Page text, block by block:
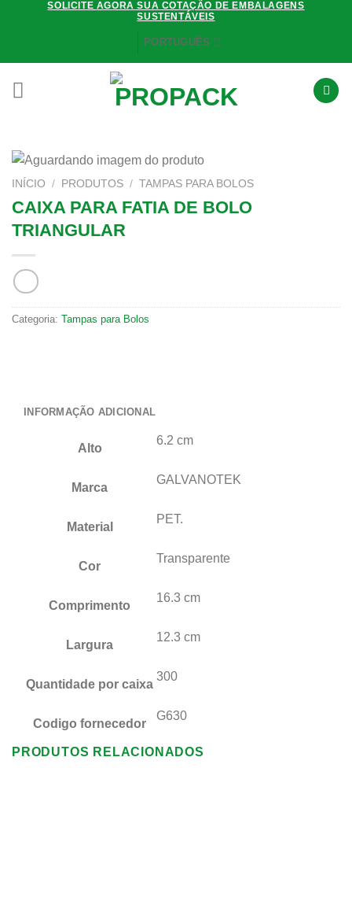
SOLICITE AGORA SUA COTAÇÃO DE EMBALAGENS
SUSTENTÁVEIS
PORTUGUÊS
INÍCIO / PRODUTOS / TAMPAS PARA BOLOS
CAIXA PARA FATIA DE BOLO
TRIANGULAR
Categoria: Tampas para Bolos
INFORMAÇÃO ADICIONAL
Alto
6.2 cm
Marca
GALVANOTEK
Material
PET.
Cor
Transparente
Comprimento
16.3 cm
Largura
12.3 cm
Quantidade por caixa
300
Codigo fornecedor
G630
PRODUTOS RELACIONADOS